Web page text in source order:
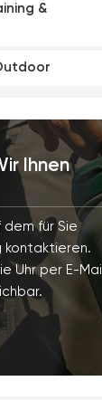
&
Ihnen
dem für Sie
kontaktieren.
Uhr per E-Mail